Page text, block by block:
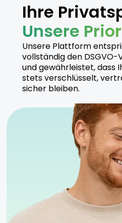
Ihre
Unsere
Unsere Plattform
vollständig den
und gewährleistet, dass
stets verschlüsselt,
sicher bleiben.